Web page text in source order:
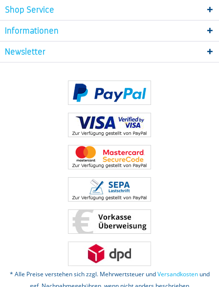
Shop Service
Informationen
Newsletter
* Alle Preise verstehen sich zzgl. Mehrwertsteuer undVersandkostenund